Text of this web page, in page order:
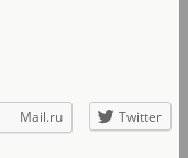
Mail.ru
Twitter